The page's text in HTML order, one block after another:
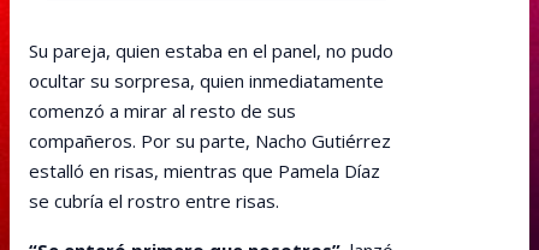
Su pareja, quien estaba en el panel, no pudo
ocultar su sorpresa, quien inmediatamente
comenzó a mirar al resto de sus
compañeros. Por su parte, Nacho Gutiérrez
estalló en risas, mientras que Pamela Díaz
se cubría el rostro entre risas.